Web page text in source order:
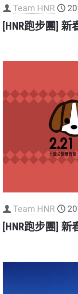
Team HNR
[HNR跑步團] 新
Team HNR
[HNR跑步團] 新